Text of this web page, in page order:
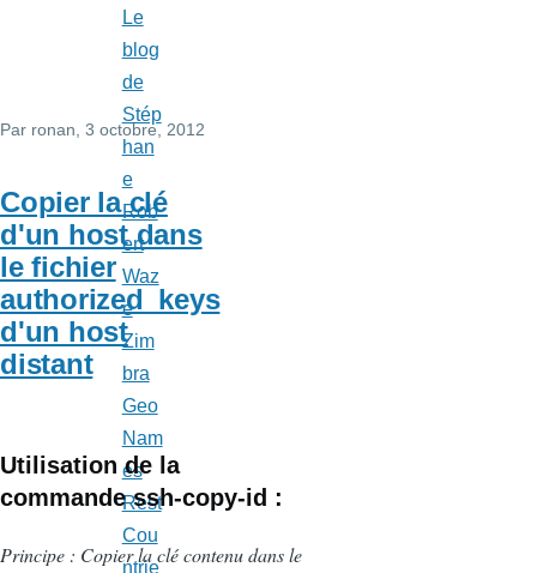
Par ronan, 3 octobre, 2012
Copier la clé
d'un host dans
le fichier
authorized_keys
d'un host
distant
Utilisation de la
commandessh-copy-id :
Principe : Copier la clé contenu dans le
Le
blog
de
Stép
han
e
Rob
ert
Waz
e
Zim
bra
Geo
Nam
es
Rest
Cou
ntrie